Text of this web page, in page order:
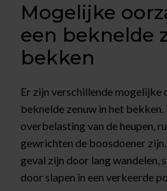
Mogelijke
een beknelde
bekken
Er zijn verschillende mogelijke
beknelde zenuw in het bekken.
overbelasting van de heupen,
gewrichten de boosdoener
geval zijn door lang wandelen,
door slapen in een verkeerde